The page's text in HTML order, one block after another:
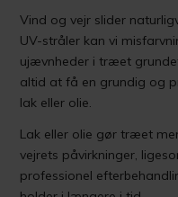
Vind og vejr slider
UV-stråler kan vi
ujævnheder i træet
altid at få en grundig og
lak eller olie.
Lak eller olie gør træet
vejrets påvirkninger,
professionel